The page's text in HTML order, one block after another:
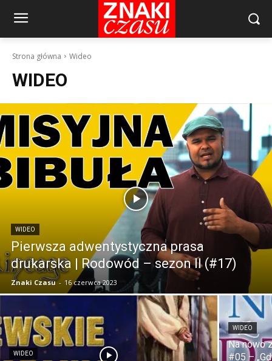
Strona główna Wideo
WIDEO
WIDEO
Pierwsza adwentystyczna prasa
drukarska | Rodowód – sezon II (#17)
Znaki Czasu - 16 czerwca 2023
WIDEO
WIDEO
Na nowo
#05 –